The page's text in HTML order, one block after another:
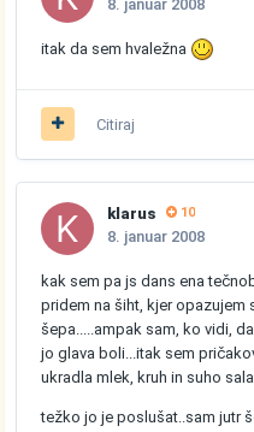
8. januar 2008
itak da sem hvaležna
Citiraj
klarus 10
8. januar 2008
kak sem pa js dans ena
pridem na šiht, kjer opazujem
šepa.....ampak sam, ko vidi,
jo glava boli...itak sem
ukradla mlek, kruh in suho
težko jo je poslušat..sam jutr